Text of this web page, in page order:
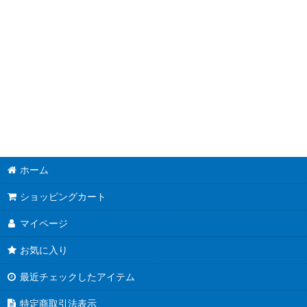
ホーム
ショッピングカート
マイページ
お気に入り
最近チェックしたアイテム
特定商取引法表示